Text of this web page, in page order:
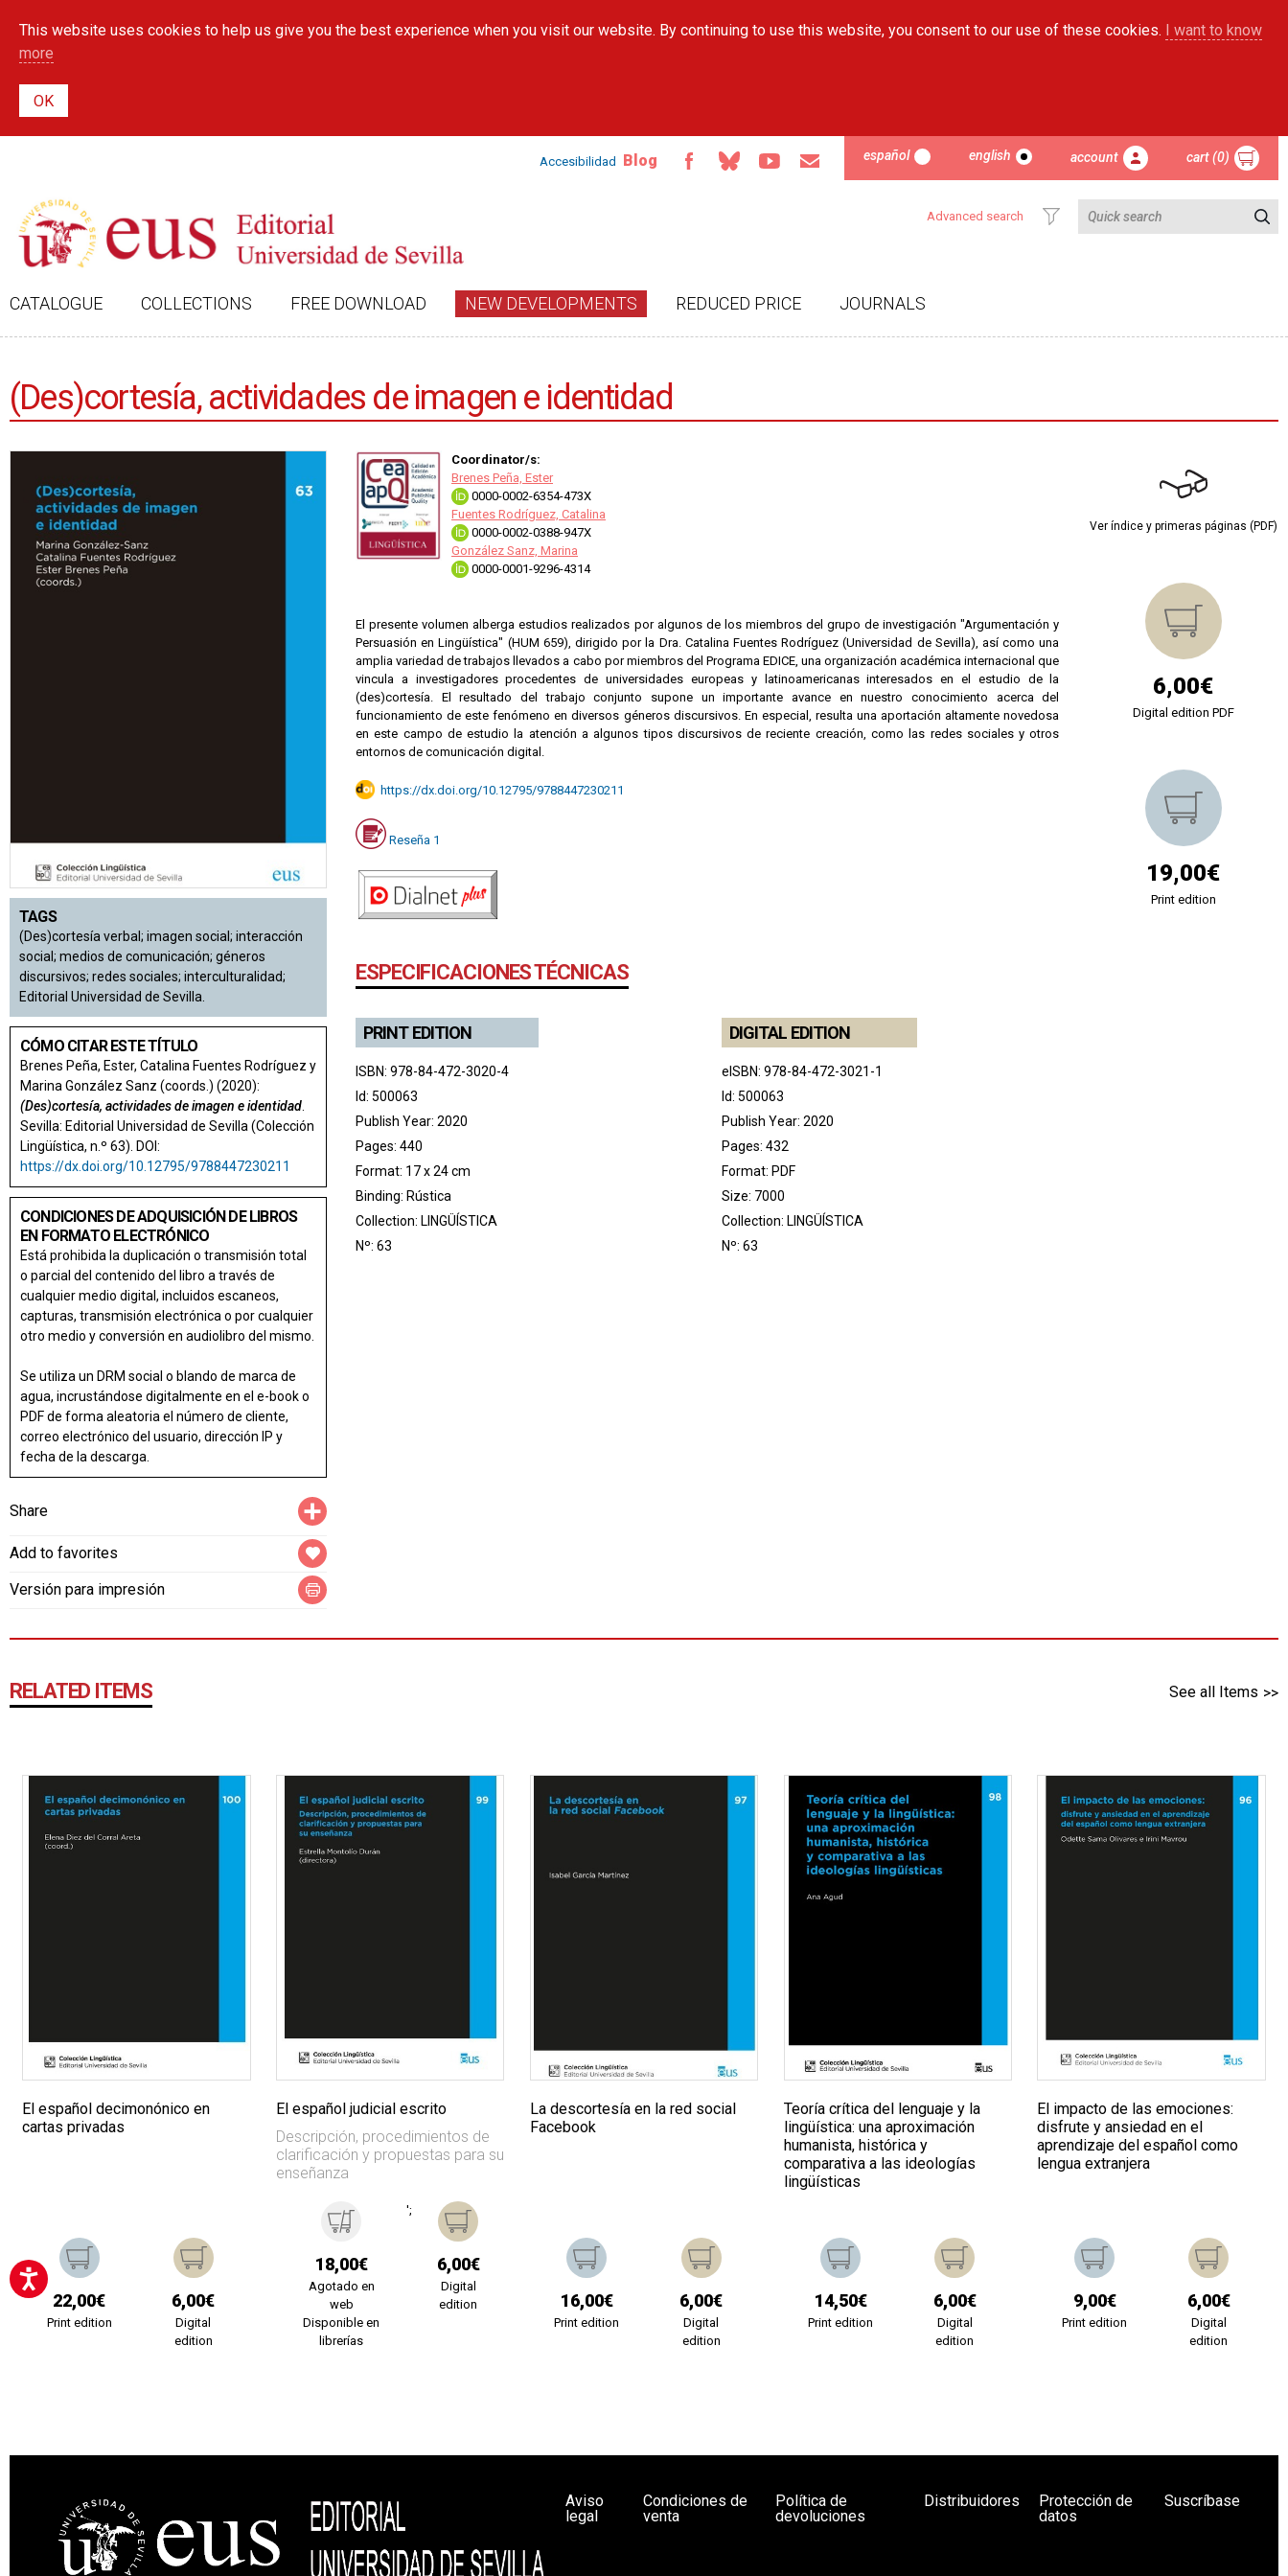
main
This website uses cookies to help us give you the best experience when you visit our website. By continuing to use this website, you consent to our use of these cookies. I want to know
more
Accesibilidad Blog español english account cart (0)
Advanced search
CATALOGUE COLLECTIONS FREE DOWNLOAD NEW DEVELOPMENTS REDUCED PRICE JOURNALS
(Des)cortesía, actividades de imagen e identidad
TAGS
(Des)cortesía verbal; imagen social; interacción
social; medios de comunicación; géneros
discursivos; redes sociales; interculturalidad;
Editorial Universidad de Sevilla.
CÓMO CITAR ESTE TÍTULO
Brenes Peña, Ester, Catalina Fuentes Rodríguez y
Marina González Sanz (coords.) (2020):
(Des)cortesía, actividades de imagen e identidad
Sevilla: Editorial Universidad de Sevilla (Colección
Lingüística, n.º 63). DOI:
https://dx.doi.org/10.12795/9788447230211
CONDICIONES DE ADQUISICIÓN DE LIBROS
EN FORMATO ELECTRÓNICO
Está prohibida la duplicación o transmisión total
o parcial del contenido del libro a través de
cualquier medio digital, incluidos escaneos,
capturas, transmisión electrónica o por cualquier
otro medio y conversión en audiolibro del mismo.
Se utiliza un DRM social o blando de marca de
agua, incrustándose digitalmente en el e-book o
PDF de forma aleatoria el número de cliente,
correo electrónico del usuario, dirección IP y
fecha de la descarga.
Share
Add to favorites
Versión para impresión
Coordinator/s:
Brenes Peña, Ester
0000-0002-6354-473X
Fuentes Rodríguez, Catalina
0000-0002-0388-947X
González Sanz, Marina
0000-0001-9296-4314
El presente volumen alberga estudios realizados por algunos de los miembros del grupo de investigación "Argumentación y
Persuasión en Lingüística" (HUM 659), dirigido por la Dra. Catalina Fuentes Rodríguez (Universidad de Sevilla), así como una
amplia variedad de trabajos llevados a cabo por miembros del Programa EDICE, una organización académica internacional que
vincula a investigadores procedentes de universidades europeas y latinoamericanas interesados en el estudio de la
(des)cortesía. El resultado del trabajo conjunto supone un importante avance en nuestro conocimiento acerca del
funcionamiento de este fenómeno en diversos géneros discursivos. En especial, resulta una aportación altamente novedosa
en este campo de estudio la atención a algunos tipos discursivos de reciente creación, como las redes sociales y otros
entornos de comunicación digital.
https://dx.doi.org/10.12795/9788447230211
Reseña 1
ESPECIFICACIONES TÉCNICAS
PRINT EDITION
ISBN: 978-84-472-3020-4
Id: 500063
Publish Year: 2020
Pages: 440
Format: 17 x 24 cm
Binding: Rústica
Collection: LINGÜÍSTICA
Nº: 63
DIGITAL EDITION
eISBN: 978-84-472-3021-1
Id: 500063
Publish Year: 2020
Pages: 432
Format: PDF
Size: 7000
Collection: LINGÜÍSTICA
Nº: 63
Ver índice y primeras páginas (PDF)
6,00€
Digital edition PDF
19,00€
Print edition
RELATED ITEMS See all Items
El español decimonónico en
cartas privadas
22,00€
Print edition
6,00€
Digital
edition
El español judicial escrito
Descripción, procedimientos de
clarificación y propuestas para su
enseñanza
18,00€
Agotado en
web
Disponible en
librerías
';
6,00€
Digital
edition
La descortesía en la red social
Facebook
16,00€
Print edition
6,00€
Digital
edition
Teoría crítica del lenguaje y la
lingüística: una aproximación
humanista, histórica y
comparativa a las ideologías
lingüísticas
14,50€
Print edition
6,00€
Digital
edition
El impacto de las emociones:
disfrute y ansiedad en el
aprendizaje del español como
lengua extranjera
9,00€
Print edition
6,00€
Digital
edition
Aviso
legal
Condiciones de
venta
Política de
devoluciones
Distribuidores
Protección de
datos
Suscríbase